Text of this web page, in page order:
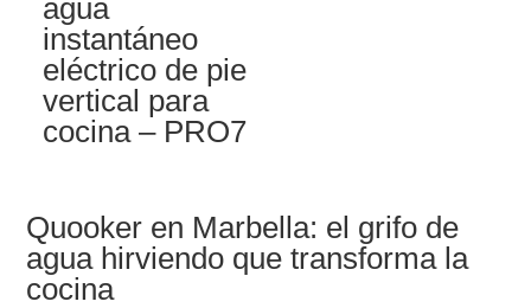
agua
instantáneo
eléctrico de pie
vertical para
cocina – PRO7
Quooker en Marbella: el grifo de
agua hirviendo que transforma la
cocina